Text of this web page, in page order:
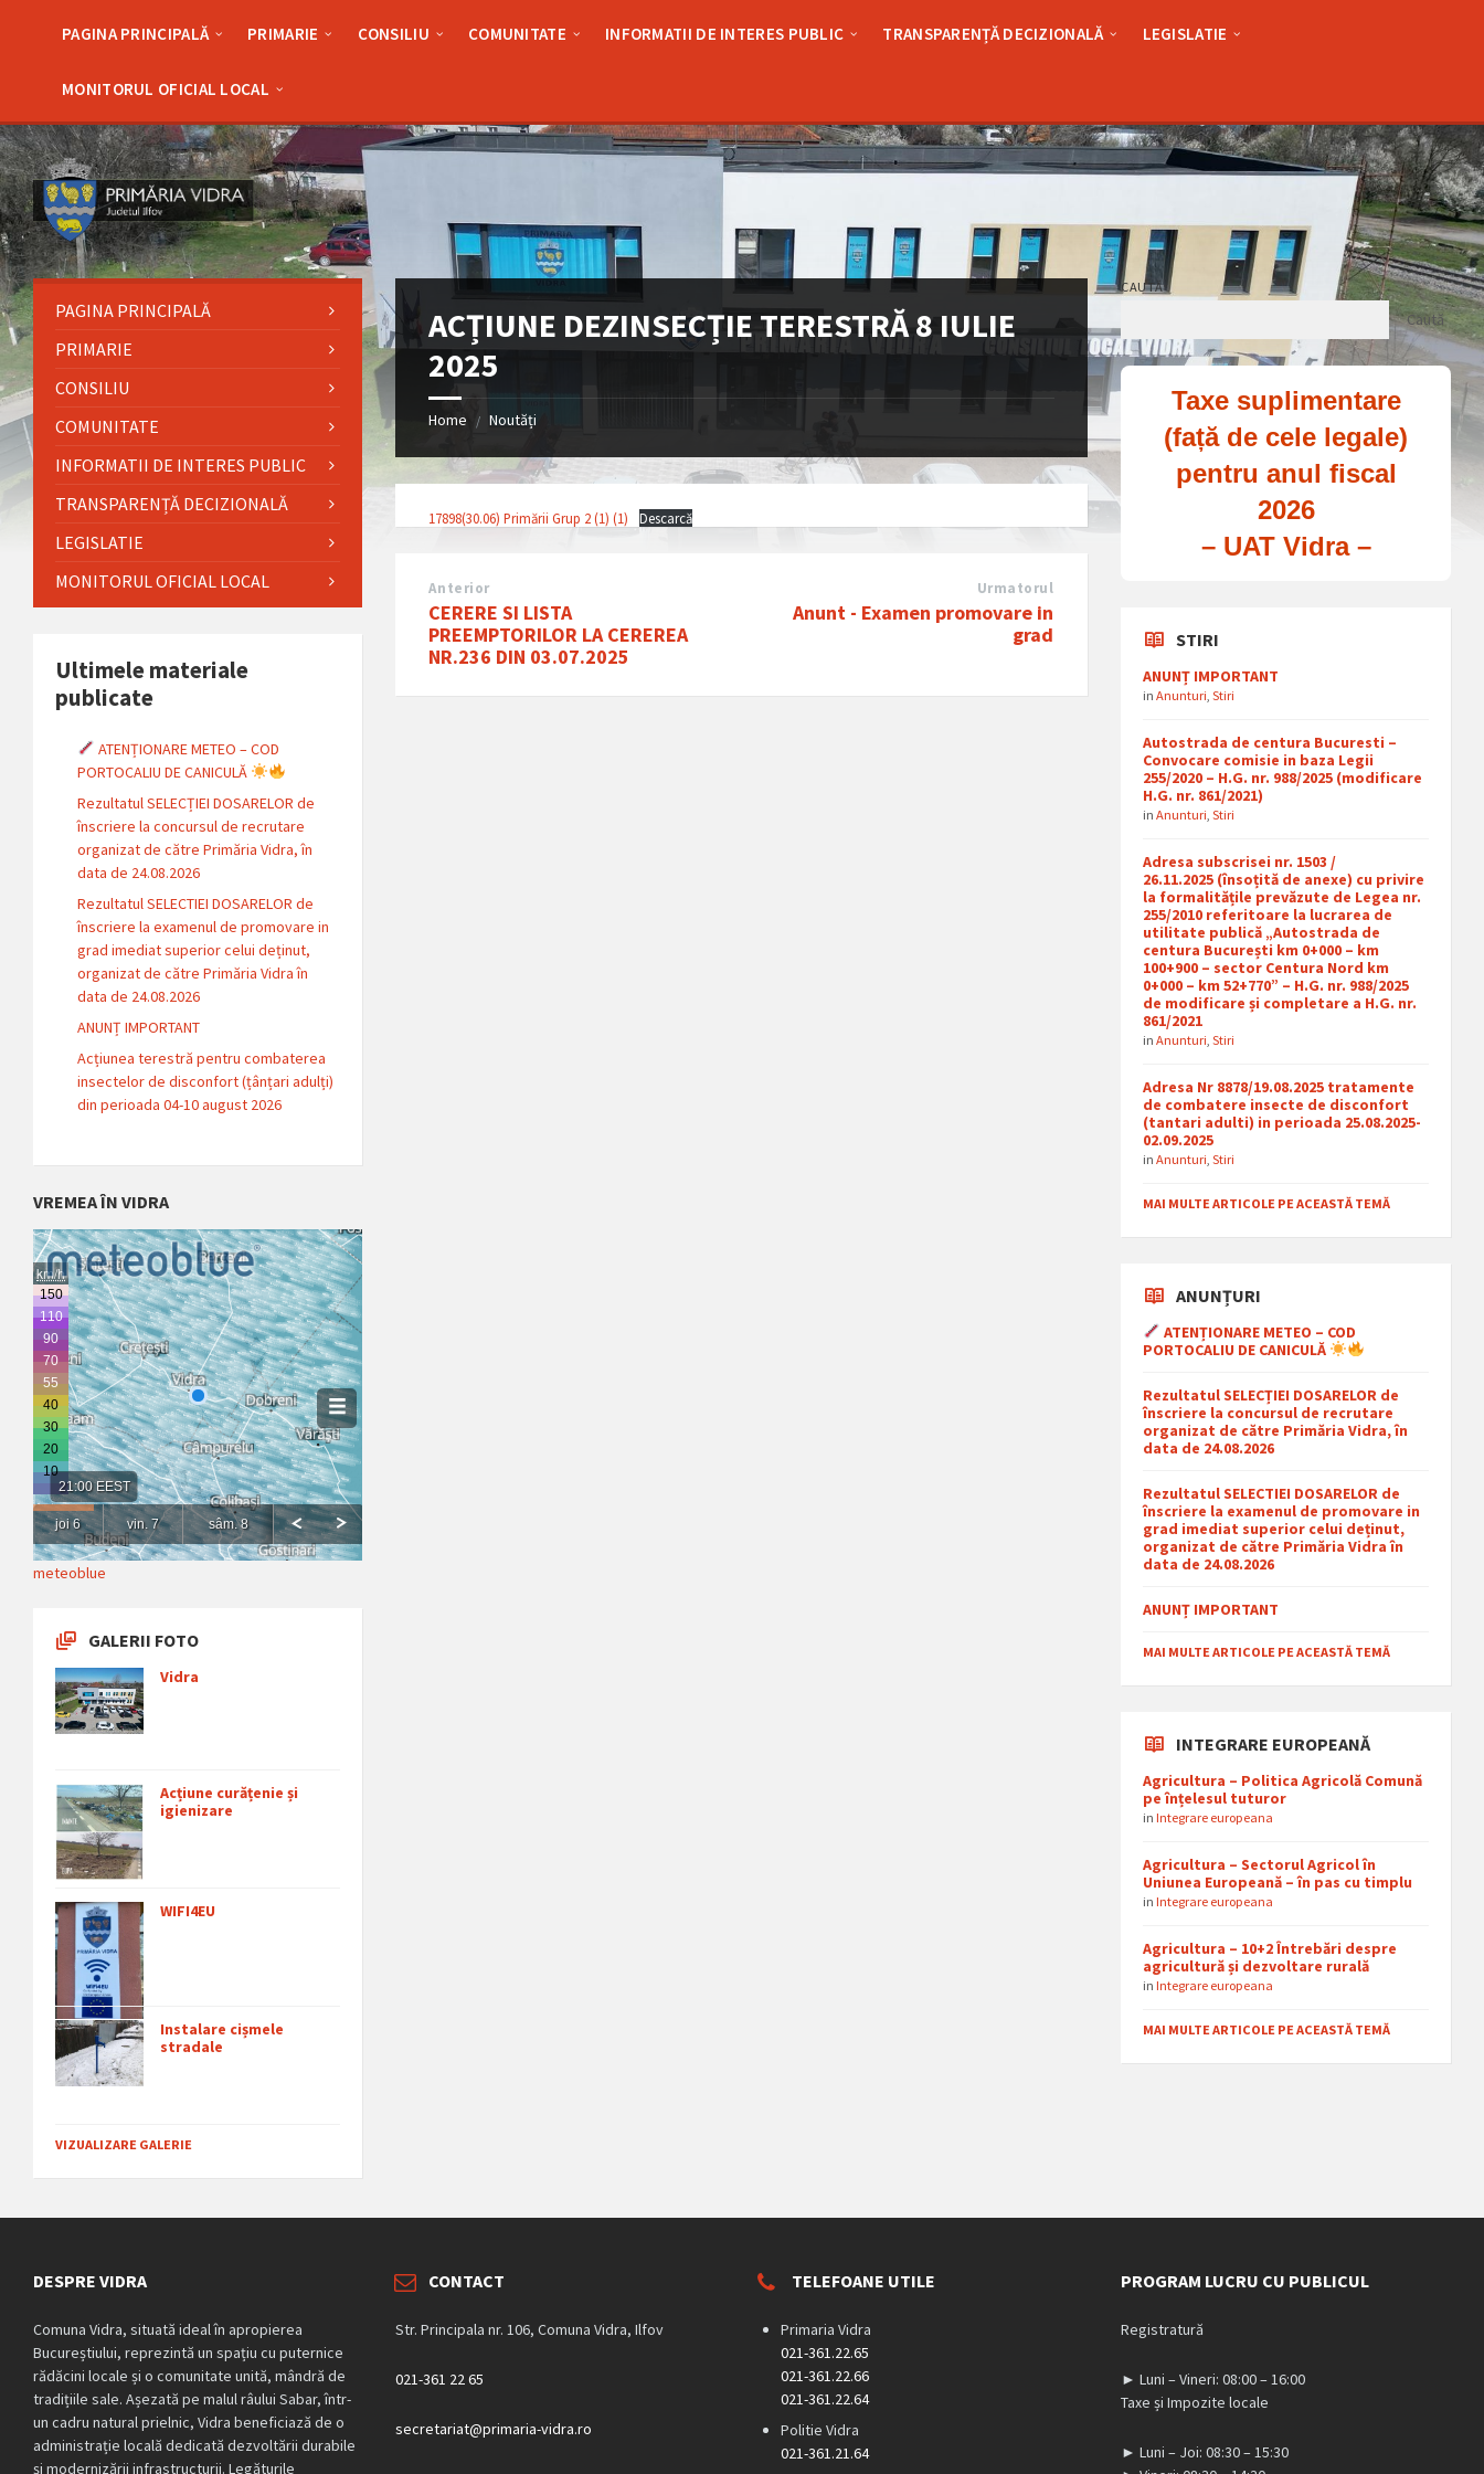
PAGINA PRINCIPALĂ PRIMARIE CONSILIU COMUNITATE INFORMATII DE INTERES PUBLIC TRANSPARENȚĂ DECIZIONALĂ LEGISLATIE
MONITORUL OFICIAL LOCAL
ACȚIUNE DEZINSECȚIE TERESTRĂ 8 IULIE
2025
Home / Noutăți
17898(30.06) Primării Grup 2 (1) (1) Descarcă
Anterior
CERERE SI LISTA
PREEMPTORILOR LA CEREREA
NR.236 DIN 03.07.2025
Urmatorul
Anunt - Examen promovare in
grad
PAGINA PRINCIPALĂ
PRIMARIE
CONSILIU
COMUNITATE
INFORMATII DE INTERES PUBLIC
TRANSPARENȚĂ DECIZIONALĂ
LEGISLATIE
MONITORUL OFICIAL LOCAL
Ultimele materiale
publicate
ATENȚIONARE METEO – COD
PORTOCALIU DE CANICULĂ
Rezultatul SELECȚIEI DOSARELOR de
înscriere la concursul de recrutare
organizat de către Primăria Vidra, în
data de 24.08.2026
Rezultatul SELECTIEI DOSARELOR de
înscriere la examenul de promovare in
grad imediat superior celui deținut,
organizat de către Primăria Vidra în
data de 24.08.2026
ANUNȚ IMPORTANT
Acțiunea terestră pentru combaterea
insectelor de disconfort (țânțari adulți)
din perioada 04-10 august 2026
VREMEA ÎN VIDRA
meteoblue
GALERII FOTO
Vidra
Acțiune curățenie și
igienizare
WIFI4EU
Instalare cișmele
stradale
VIZUALIZARE GALERIE
CAUTĂ
Caută
Taxe suplimentare
(față de cele legale)
pentru anul fiscal
2026
– UAT Vidra –
STIRI
ANUNȚ IMPORTANT
inAnunturi ,Stiri
Autostrada de centura Bucuresti –
Convocare comisie in baza Legii
255/2020 – H.G. nr. 988/2025 (modificare
H.G. nr. 861/2021)
inAnunturi ,Stiri
Adresa subscrisei nr. 1503 /
26.11.2025 (însoțită de anexe) cu privire
la formalitățile prevăzute de Legea nr.
255/2010 referitoare la lucrarea de
utilitate publică „Autostrada de
centura București km 0+000 – km
100+900 – sector Centura Nord km
0+000 – km 52+770” – H.G. nr. 988/2025
de modificare și completare a H.G. nr.
861/2021
inAnunturi ,Stiri
Adresa Nr 8878/19.08.2025 tratamente
de combatere insecte de disconfort
(tantari adulti) in perioada 25.08.2025-
02.09.2025
inAnunturi ,Stiri
MAI MULTE ARTICOLE PE ACEASTĂ TEMĂ
ANUNȚURI
ATENȚIONARE METEO – COD
PORTOCALIU DE CANICULĂ
Rezultatul SELECȚIEI DOSARELOR de
înscriere la concursul de recrutare
organizat de către Primăria Vidra, în
data de 24.08.2026
Rezultatul SELECTIEI DOSARELOR de
înscriere la examenul de promovare in
grad imediat superior celui deținut,
organizat de către Primăria Vidra în
data de 24.08.2026
ANUNȚ IMPORTANT
MAI MULTE ARTICOLE PE ACEASTĂ TEMĂ
INTEGRARE EUROPEANĂ
Agricultura – Politica Agricolă Comună
pe înțelesul tuturor
inIntegrare europeana
Agricultura – Sectorul Agricol în
Uniunea Europeană – în pas cu timplu
inIntegrare europeana
Agricultura – 10+2 Întrebări despre
agricultură și dezvoltare rurală
inIntegrare europeana
MAI MULTE ARTICOLE PE ACEASTĂ TEMĂ
DESPRE VIDRA
Comuna Vidra, situată ideal în apropierea
Bucureștiului, reprezintă un spațiu cu puternice
rădăcini locale și o comunitate unită, mândră de
tradițiile sale. Așezată pe malul râului Sabar, într-
un cadru natural prielnic, Vidra beneficiază de o
administrație locală dedicată dezvoltării durabile
și modernizării infrastructurii. Legăturile
CONTACT
Str. Principala nr. 106, Comuna Vidra, Ilfov
021-361 22 65
secretariat@primaria-vidra.ro
TELEFOANE UTILE
Primaria Vidra
021-361.22.65
021-361.22.66
021-361.22.64
Politie Vidra
021-361.21.64
PROGRAM LUCRU CU PUBLICUL
Registratură
► Luni – Vineri: 08:00 – 16:00
Taxe și Impozite locale
► Luni – Joi: 08:30 – 15:30